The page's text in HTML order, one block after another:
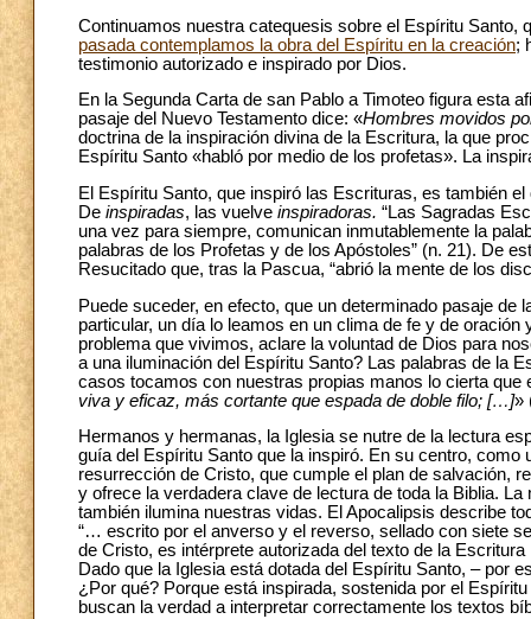
Continuamos nuestra catequesis sobre el Espíritu
pasada contemplamos la obra del Espíritu en la creación;
testimonio autorizado e inspirado por Dios.
En la Segunda Carta de san Pablo a Timoteo figura esta
pasaje del Nuevo Testamento dice: «Hombres movidos
doctrina de la inspiración divina de la Escritura, la que
Espíritu Santo «habló por medio de los profetas». La
El Espíritu Santo, que inspiró las Escrituras, es también
De inspiradas, las vuelve inspiradoras. “Las Sagradas
una vez para siempre, comunican inmutablemente la
palabras de los Profetas y de los Apóstoles” (n. 21). De
Resucitado que, tras la Pascua, “abrió la mente de los
Puede suceder, en efecto, que un determinado pasaje
particular, un día lo leamos en un clima de fe y de
problema que vivimos, aclare la voluntad de Dios para
a una iluminación del Espíritu Santo? Las palabras de la
casos tocamos con nuestras propias manos lo cierta que
viva y eficaz, más cortante que espada de doble filo; […]»
Hermanos y hermanas, la Iglesia se nutre de la lectura
guía del Espíritu Santo que la inspiró. En su centro,
resurrección de Cristo, que cumple el plan de salvación,
y ofrece la verdadera clave de lectura de toda la Biblia.
también ilumina nuestras vidas. El Apocalipsis describe
“… escrito por el anverso y el reverso, sellado con siete
de Cristo, es intérprete autorizada del texto de la
Dado que la Iglesia está dotada del Espíritu Santo, – por
¿Por qué? Porque está inspirada, sostenida por el
buscan la verdad a interpretar correctamente los textos